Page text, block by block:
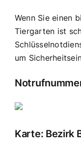
Wenn Sie einen
Tiergarten ist
um
Karte: Bezirk